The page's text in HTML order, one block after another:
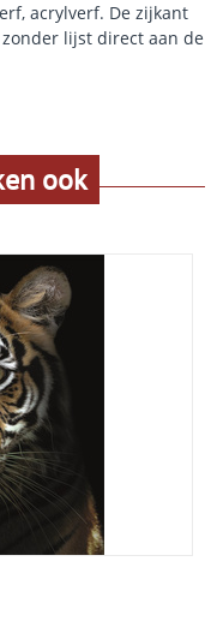
acrylverf. De zijkant
lijst direct aan de
ook